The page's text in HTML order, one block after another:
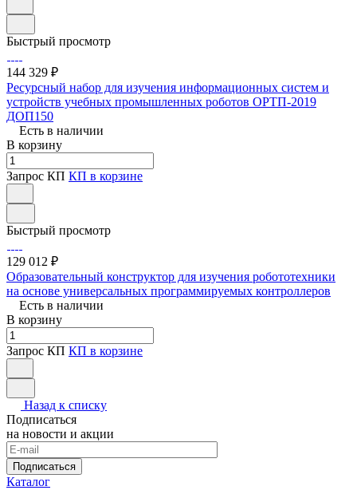
Быстрый просмотр
144 329 ₽
Ресурсный набор для изучения информационных систем и
устройств учебных промышленных роботов ОРТП-2019
ДОП150
Есть в наличии
В корзину
Запрос КП КП в корзине
Быстрый просмотр
129 012 ₽
Образовательный конструктор для изучения робототехники
на основе универсальных программируемых контроллеров
Есть в наличии
В корзину
Запрос КП КП в корзине
Назад к списку
Подписаться
на новости и акции
Подписаться
Каталог